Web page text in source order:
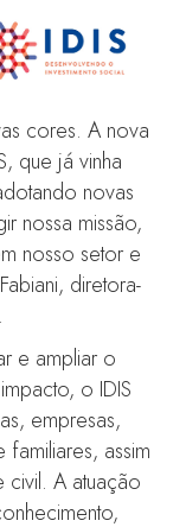
cores. A nova
que já vinha
novas
nossa missão,
nosso setor e
diretora-
e ampliar o
o IDIS
empresas,
assim
A atuação